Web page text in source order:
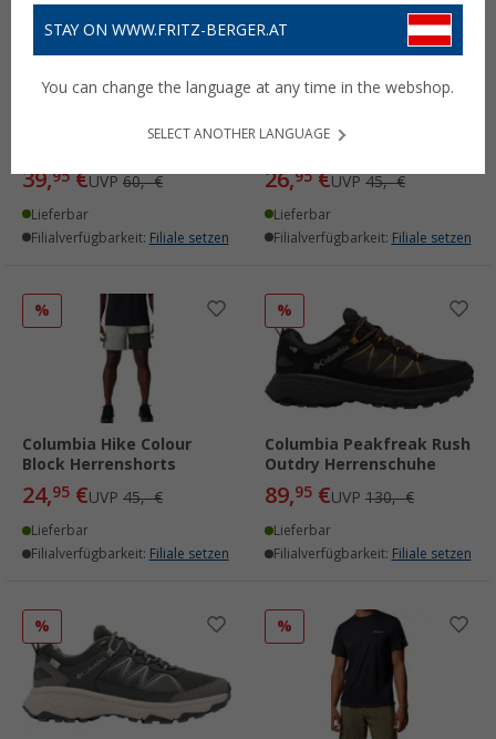
Columbia Leslie Falls II
39,95€UVP 60,- €
Lieferbar
Filialverfügbarkeit: Filiale setzen
Columbia Kwick Hike
26,95€UVP 45,- €
Lieferbar
Filialverfügbarkeit: Filiale setzen
%
Columbia Hike Colour
Block Herrenshorts
24,95 €UVP 45,- €
Lieferbar
Filialverfügbarkeit: Filiale setzen
%
Columbia Peakfreak Rush
Outdry Herrenschuhe
89,95 €UVP 130,- €
Lieferbar
Filialverfügbarkeit: Filiale setzen
% %
STAY ON WWW.FRITZ-BERGER.AT
You can change the language at any time in the webshop.
SELECT ANOTHER LANGUAGE